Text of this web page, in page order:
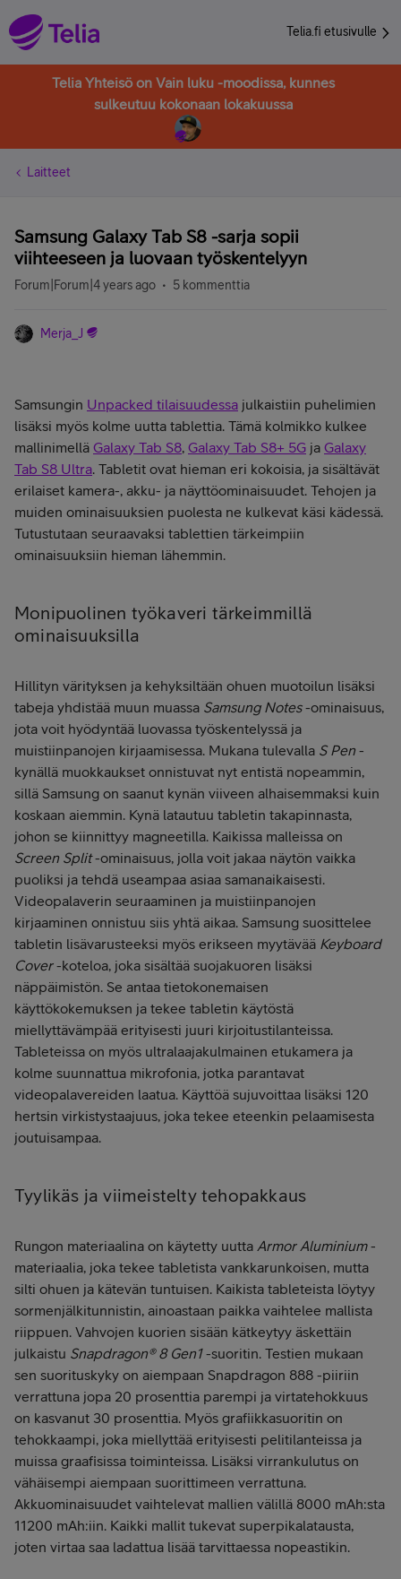
Telia.fi etusivulle
Telia Yhteisö on Vain luku -moodissa, kunnes
sulkeutuu kokonaan lokakuussa
Laitteet
Samsung Galaxy Tab S8 -sarja sopii
viihteeseen ja luovaan työskentelyyn
Forum|Forum|4 years ago 5 kommenttia
Merja_J
Samsungin Unpacked tilaisuudessa julkaistiin puhelimien
lisäksi myös kolme uutta tablettia. Tämä kolmikko kulkee
mallinimellä Galaxy Tab S8, Galaxy Tab S8+ 5G ja Galaxy
Tab S8 Ultra. Tabletit ovat hieman eri kokoisia, ja sisältävät
erilaiset kamera-, akku- ja näyttöominaisuudet. Tehojen ja
muiden ominaisuuksien puolesta ne kulkevat käsi kädessä.
Tutustutaan seuraavaksi tablettien tärkeimpiin
ominaisuuksiin hieman lähemmin.
Monipuolinen työkaveri tärkeimmillä
ominaisuuksilla
Hillityn värityksen ja kehyksiltään ohuen muotoilun lisäksi
tabeja yhdistää muun muassa Samsung Notes-ominaisuus,
jota voit hyödyntää luovassa työskentelyssä ja
muistiinpanojen kirjaamisessa. Mukana tulevalla S Pen-
kynällä muokkaukset onnistuvat nyt entistä nopeammin,
sillä Samsung on saanut kynän viiveen alhaisemmaksi kuin
koskaan aiemmin. Kynä latautuu tabletin takapinnasta,
johon se kiinnittyy magneetilla. Kaikissa malleissa on
Screen Split-ominaisuus, jolla voit jakaa näytön vaikka
puoliksi ja tehdä useampaa asiaa samanaikaisesti.
Videopalaverin seuraaminen ja muistiinpanojen
kirjaaminen onnistuu siis yhtä aikaa. Samsung suosittelee
tabletin lisävarusteeksi myös erikseen myytävää Keyboard
Cover-koteloa, joka sisältää suojakuoren lisäksi
näppäimistön. Se antaa tietokonemaisen
käyttökokemuksen ja tekee tabletin käytöstä
miellyttävämpää erityisesti juuri kirjoitustilanteissa.
Tableteissa on myös ultralaajakulmainen etukamera ja
kolme suunnattua mikrofonia, jotka parantavat
videopalavereiden laatua. Käyttöä sujuvoittaa lisäksi 120
hertsin virkistystaajuus, joka tekee eteenkin pelaamisesta
joutuisampaa.
Tyylikäs ja viimeistelty tehopakkaus
Rungon materiaalina on käytetty uutta Armor Aluminium-
materiaalia, joka tekee tabletista vankkarunkoisen, mutta
silti ohuen ja kätevän tuntuisen. Kaikista tableteista löytyy
sormenjälkitunnistin, ainoastaan paikka vaihtelee mallista
riippuen. Vahvojen kuorien sisään kätkeytyy äskettäin
julkaistu Snapdragon® 8 Gen1-suoritin. Testien mukaan
sen suorituskyky on aiempaan Snapdragon 888 -piiriin
verrattuna jopa 20 prosenttia parempi ja virtatehokkuus
on kasvanut 30 prosenttia. Myös grafiikkasuoritin on
tehokkaampi, joka miellyttää erityisesti pelitilanteissa ja
muissa graafisissa toiminteissa. Lisäksi virrankulutus on
vähäisempi aiempaan suorittimeen verrattuna.
Akkuominaisuudet vaihtelevat mallien välillä 8000 mAh:sta
11200 mAh:iin. Kaikki mallit tukevat superpikalatausta,
joten virtaa saa ladattua lisää tarvittaessa nopeastikin.